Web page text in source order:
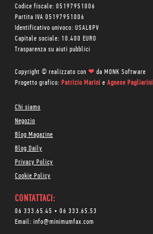
Codice fiscale: 05197951006
Partita IVA 05197951006
Identificativo univoco: USAL8PV
Capitale sociale: 10.400 EURO
Trasparenza su aiuti pubblici
Copyright © realizzato con ❤ da MONK Software
Progetto grafico: Patrizio Marini e Agnese Pagliarini
Chi siamo
Negozio
Blog Magazine
Blog Daily
Privacy Policy
Cookie Policy
CONTATTACI:
06 333.65.45 • 06 333.65.53
Email: info@minimumfax.com